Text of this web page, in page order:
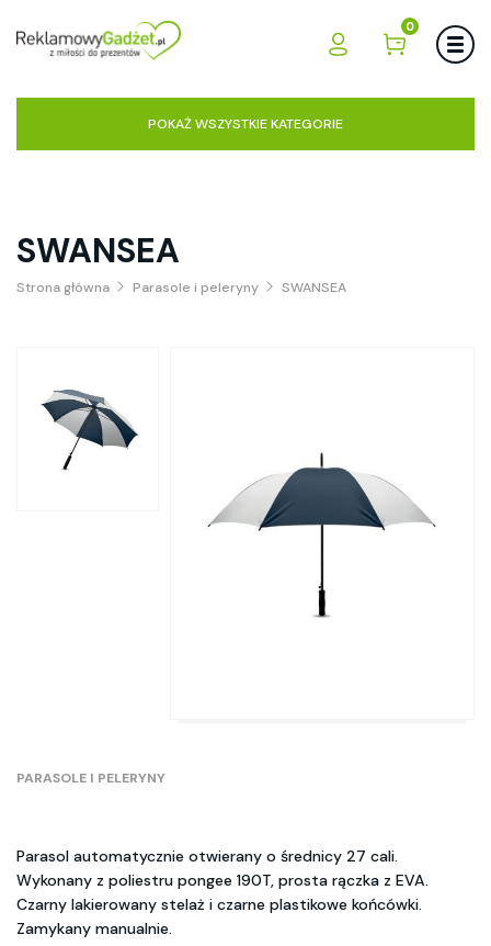
0
POKAŻ WSZYSTKIE KATEGORIE
SWANSEA
Strona główna Parasole i peleryny SWANSEA
PARASOLE I PELERYNY
Parasol automatycznie otwierany o średnicy 27 cali.
Wykonany z poliestru pongee 190T, prosta rączka z EVA.
Czarny lakierowany stelaż i czarne plastikowe końcówki.
Zamykany manualnie.